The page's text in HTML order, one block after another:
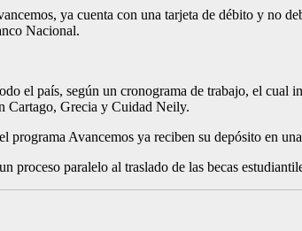
ya cuenta con una tarjeta de débito y no
Nacional.
el país, según un cronograma de trabajo, el cual
Cartago, Grecia y Cuidad Neily.
programa Avancemos ya reciben su depósito en
proceso paralelo al traslado de las becas